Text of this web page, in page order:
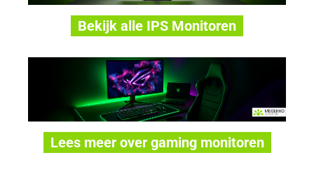
Bekijk alle IPS Monitoren
Lees meer over gaming monitoren